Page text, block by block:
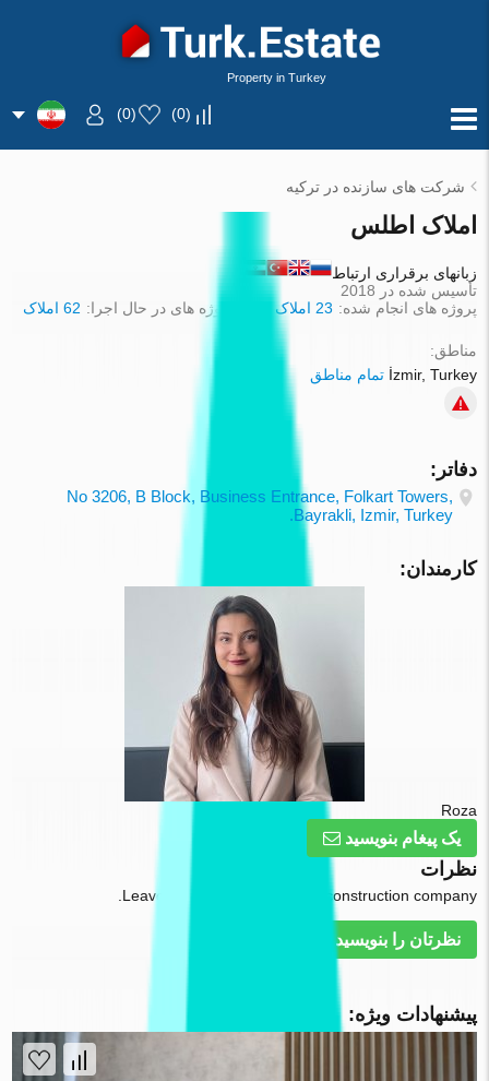
Property in Turkey
(
0
)
(
0
)
شرکت های سازنده در ترکیه
املاک اطلس
زبانهای برقراری ارتباط
تأسیس شده در 2018
پروژه های انجام شده: 23 املاک پروژه های در حال اجرا: 62 املاک
مناطق:
İzmir, Turkey تمام مناطق
دفاتر:
No 3206, B Block, Business Entrance, Folkart Towers,
Bayrakli, Izmir, Turkey.
کارمندان:
Roza
یک پیغام بنویسید
نظرات
Leave your review about this construction company.
نظرتان را بنویسید
پیشنهادات ویژه: